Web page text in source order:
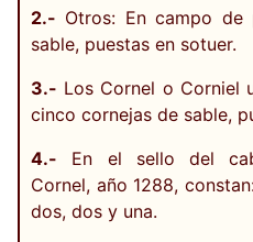
2.- Otros: En campo de
sable, puestas en sotuer.
3.- Los Cornel o Corniel
cinco cornejas de sable,
4.- En el sello del
Cornel, año 1288,
dos, dos y una.